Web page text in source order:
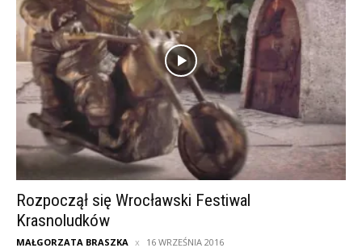
Rozpoczął się Wrocławski Festiwal
Krasnoludków
MAŁGORZATA BRASZKA 16 WRZEŚNIA 2016